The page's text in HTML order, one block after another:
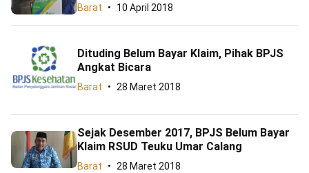
Barat 10 April 2018
Dituding Belum Bayar Klaim, Pihak BPJS
Angkat Bicara
Barat 28 Maret 2018
Sejak Desember 2017, BPJS Belum Bayar
Klaim RSUD Teuku Umar Calang
Barat 28 Maret 2018